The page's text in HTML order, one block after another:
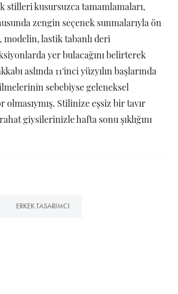
stilleri kusursuzca tamamlamaları,
zengin seçenek sunmalarıyla ön
modelin, lastik tabanlı deri
yer bulacağını belirterek
aslında 11'inci yüzyılın başlarında
sebebiyse geleneksel
Stilinize eşsiz bir tavır
giysilerinizle hafta sonu şıklığını
ERKEK TASARIMCI